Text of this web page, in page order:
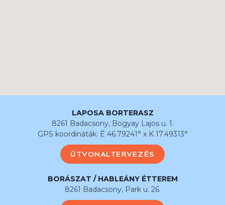
LAPOSA BORTERASZ
8261 Badacsony, Bogyay Lajos u. 1.
GPS koordináták: É 46.79241° x K 17.49313°
ÚTVONALTERVEZÉS
BORÁSZAT / HABLEÁNY ÉTTEREM
8261 Badacsony, Park u. 26.